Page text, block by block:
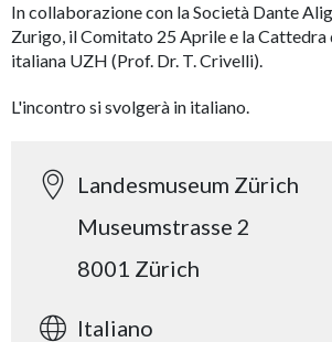
In collaborazione con la Società Dante
Zurigo, il Comitato 25 Aprile e la
italiana UZH (Prof. Dr. T. Crivelli).
L'incontro si svolgerà in italiano.
Landesmuseum Zürich
Museumstrasse 2
8001 Zürich
Italiano